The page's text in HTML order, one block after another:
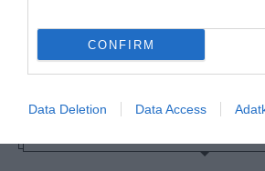
CONFIRM
Data Deletion Data Access
"Az ember, aki a tengert nézi,
sújtott gyerek." Jean-Michel